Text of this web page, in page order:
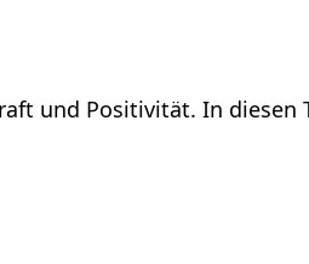
und Positivität. In